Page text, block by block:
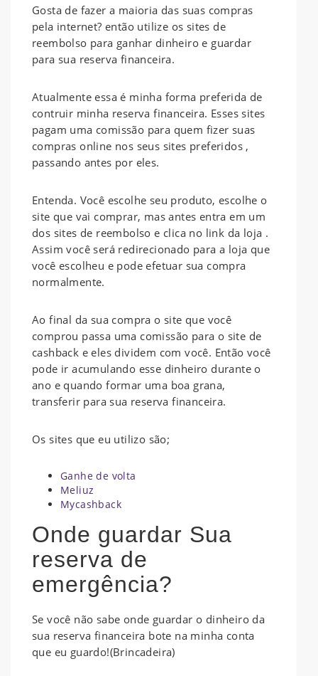
Gosta de fazer a maioria das suas compras
pela internet? então utilize os sites de
reembolso para ganhar dinheiro e guardar
para sua reserva financeira.
Atualmente essa é minha forma preferida de
contruir minha reserva financeira. Esses sites
pagam uma comissão para quem fizer suas
compras online nos seus sites preferidos ,
passando antes por eles.
Entenda. Você escolhe seu produto, escolhe o
site que vai comprar, mas antes entra em um
dos sites de reembolso e clica no link da loja .
Assim você será redirecionado para a loja que
você escolheu e pode efetuar sua compra
normalmente.
Ao final da sua compra o site que você
comprou passa uma comissão para o site de
cashback e eles dividem com você. Então você
pode ir acumulando esse dinheiro durante o
ano e quando formar uma boa grana,
transferir para sua reserva financeira.
Os sites que eu utilizo são;
Ganhe de volta
Meliuz
Mycashback
Onde guardar Sua
reserva de
emergência?
Se você não sabe onde guardar o dinheiro da
sua reserva financeira bote na minha conta
que eu guardo!(Brincadeira)